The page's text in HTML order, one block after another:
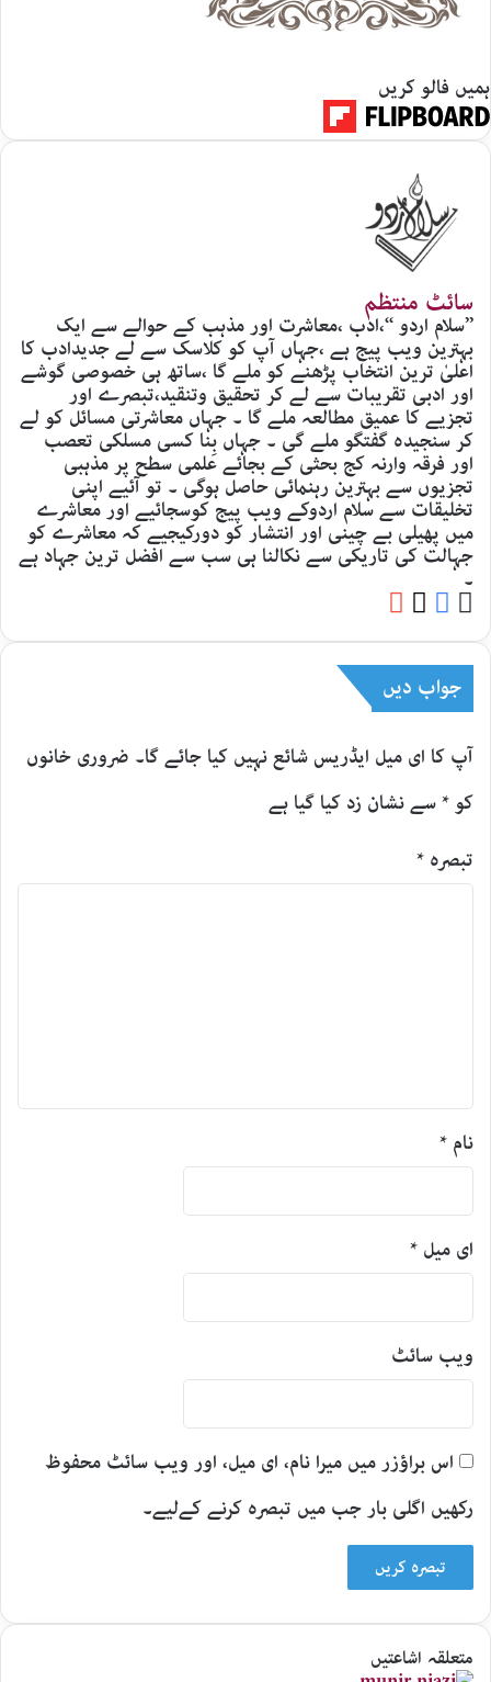
ہمیں فالو کریں
سائٹ منتظم
’’سلام اردو ‘‘،ادب ،معاشرت اور مذہب کے حوالے سے ایک
بہترین ویب پیج ہے ،جہاں آپ کو کلاسک سے لے جدیدادب کا
اعلیٰ ترین انتخاب پڑھنے کو ملے گا ،ساتھ ہی خصوصی گوشے
اور ادبی تقریبات سے لے کر تحقیق وتنقید،تبصرے اور
تجزیے کا عمیق مطالعہ ملے گا ۔ جہاں معاشرتی مسائل کو لے
کر سنجیدہ گفتگو ملے گی ۔ جہاں بِنا کسی مسلکی تعصب
اور فرقہ وارنہ کج بحثی کے بجائے علمی سطح پر مذہبی
تجزیوں سے بہترین رہنمائی حاصل ہوگی ۔ تو آئیے اپنی
تخلیقات سے سلام اردوکے ویب پیج کوسجائیے اور معاشرے
میں پھیلی بے چینی اور انتشار کو دورکیجیے کہ معاشرے کو
جہالت کی تاریکی سے نکالنا ہی سب سے افضل ترین جہاد ہے
۔
Website
Facebook
X
جواب دیں
آپ کا ای میل ایڈریس شائع نہیں کیا جائے گا۔ ضروری خانوں
کو *سے نشان زد کیا گیا ہے
تبصرہ *
نام *
ای میل *
ویب‌ سائٹ
اس براؤزر میں میرا نام، ای میل، اور ویب سائٹ محفوظ
رکھیں اگلی بار جب میں تبصرہ کرنے کےلیے۔
متعلقہ اشاعتیں